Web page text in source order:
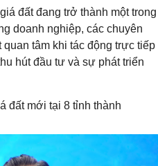
đất đang trở thành một trong
doanh nghiệp, các chuyên
tâm khi tác động trực tiếp
hút đầu tư và sự phát triển
đất mới tại 8 tỉnh thành